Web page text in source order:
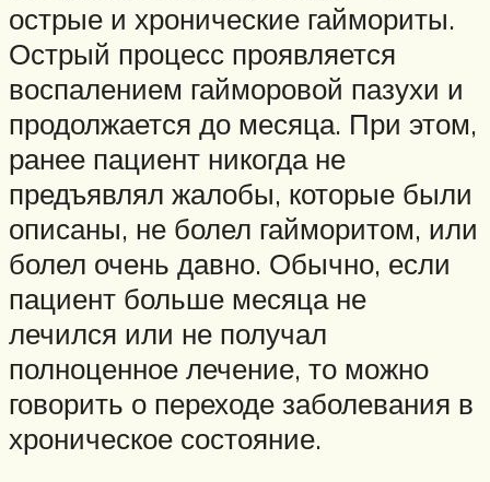
острые и хронические гаймориты.
Острый процесс проявляется
воспалением гайморовой пазухи и
продолжается до месяца. При этом,
ранее пациент никогда не
предъявлял жалобы, которые были
описаны, не болел гайморитом, или
болел очень давно. Обычно, если
пациент больше месяца не
лечился или не получал
полноценное лечение, то можно
говорить о переходе заболевания в
хроническое состояние.